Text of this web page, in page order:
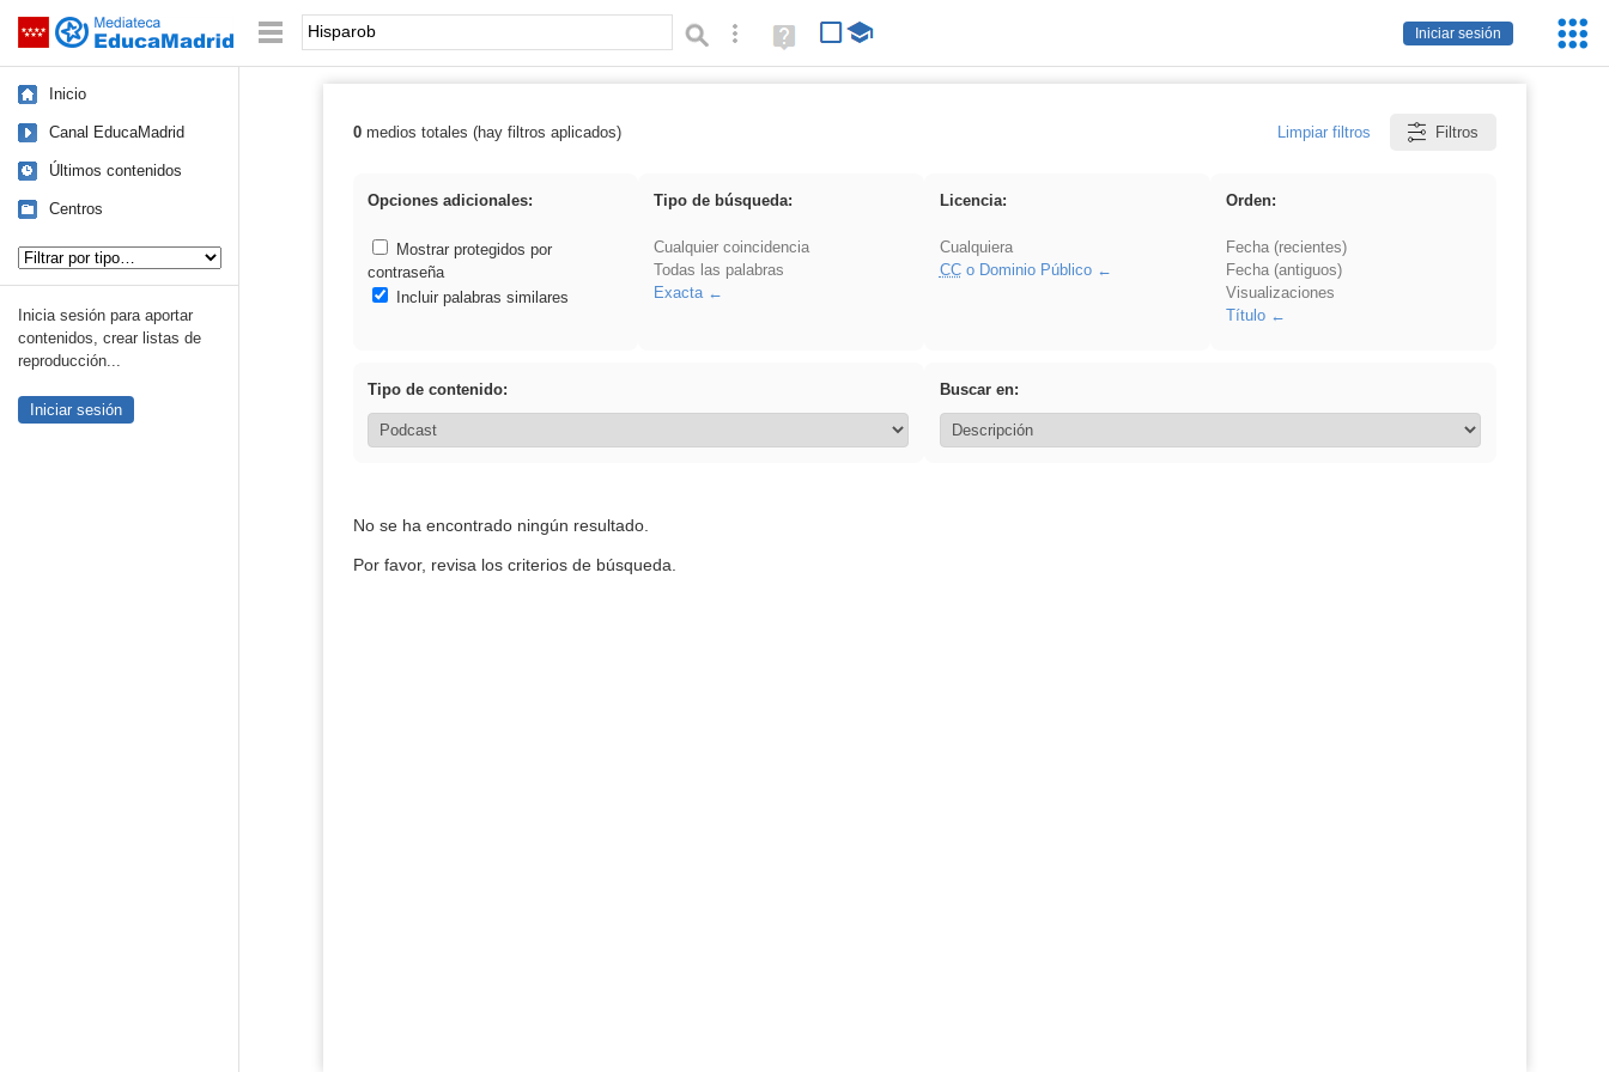
Saltar navegación
Iniciar sesión
Palabra o frase: Búsqueda avanzada
Ayuda
(en
Inicio
Canal EducaMadrid
Últimos contenidos
Centros
Inicia sesión para aportar
contenidos, crear listas de
reproducción...
Iniciar sesión
Resultados de: Hisparob
0medios totales (hay filtros aplicados) Limpiar filtros Filtros
Opciones adicionales:
Mostrar protegidos por
contraseña
Incluir palabras similares
Tipo de búsqueda:
Cualquier coincidencia
Todas las palabras
Exacta
Licencia:
Cualquiera
CCo Dominio Público
Orden:
Fecha (recientes)
Fecha (antiguos)
Visualizaciones
Título
Tipo de contenido: Buscar en:
No se ha encontrado ningún resultado.
Por favor, revisa los criterios de búsqueda.